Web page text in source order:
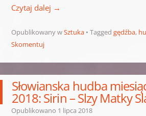
Czytaj dalej →
Opublikowany wSztuka Tagged gędźba,
Skomentuj
Słowianska hudba
2018: Sirin – Slzy Matky
Opublikowano 1 lipca 2018